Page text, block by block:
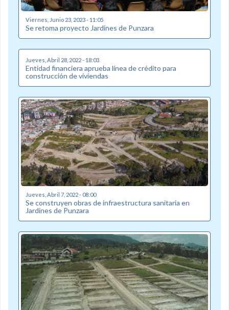
Viernes, Junio 23, 2023 - 11:05
Se retoma proyecto Jardines de Punzara
Jueves, Abril 28, 2022 - 18:03
Entidad financiera aprueba línea de crédito para
construcción de viviendas
Jueves, Abril 7, 2022 - 08:00
Se construyen obras de infraestructura sanitaria en
Jardines de Punzara